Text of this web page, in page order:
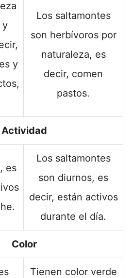
y
y
Los saltamontes
son herbívoros por
naturaleza, es
decir, comen
pastos.
Actividad
es
Los saltamontes
son diurnos, es
decir, están activos
durante el día.
Color
Tienen color verde